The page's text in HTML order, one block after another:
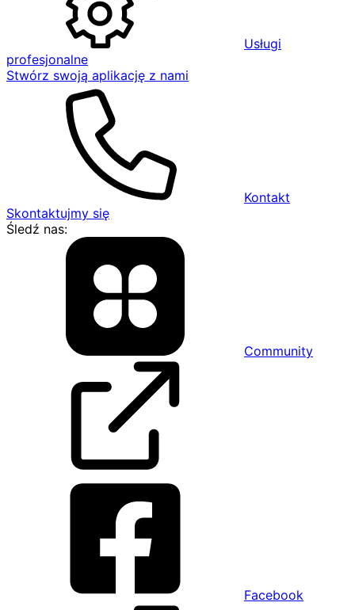
Usługi
profesjonalne
Stwórz swoją aplikację z nami
Kontakt
Skontaktujmy się
Śledź nas:
Community
Facebook